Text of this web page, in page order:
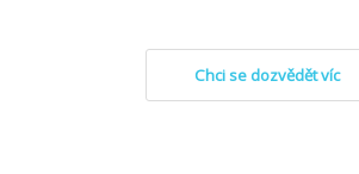
Chci se dozvědět víc